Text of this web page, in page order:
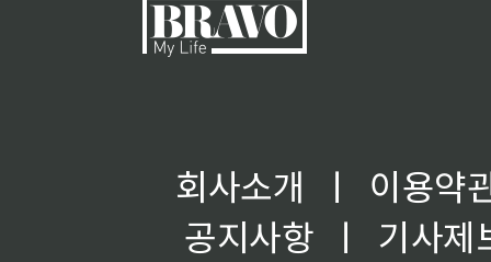
회사소개 ㅣ
이용약
공지사항
ㅣ
기사제